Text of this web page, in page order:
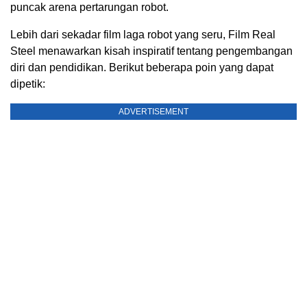
puncak arena pertarungan robot.
Lebih dari sekadar film laga robot yang seru, Film Real
Steel menawarkan kisah inspiratif tentang pengembangan
diri dan pendidikan. Berikut beberapa poin yang dapat
dipetik:
ADVERTISEMENT